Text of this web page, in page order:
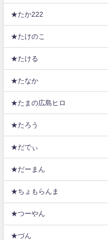
★たか222
★たけのこ
★たける
★たなか
★たまの広島ヒロ
★たろう
★だでぃ
★だーまん
★ちょもらんま
★つーやん
★づん